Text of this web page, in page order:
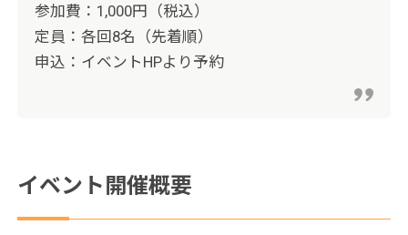
参加費：1,000円（税込）
定員：各回8名（先着順）
申込：イベントHPより予約
イベント開催概要